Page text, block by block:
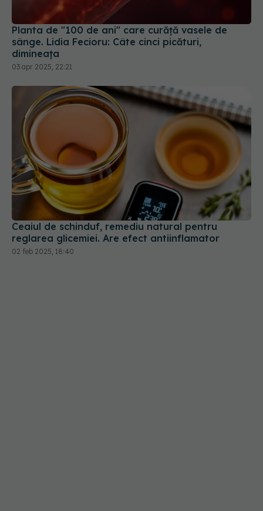
Planta de "100 de ani" care curăţă vasele de
sânge. Lidia Fecioru: Câte cinci picături,
dimineaţa
03 apr 2025, 22:21
Ceaiul de schinduf, remediu natural pentru
reglarea glicemiei. Are efect antiinflamator
02 feb 2025, 18:40